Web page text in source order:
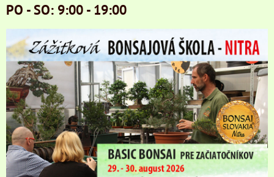
PO - SO: 9:00 - 19:00